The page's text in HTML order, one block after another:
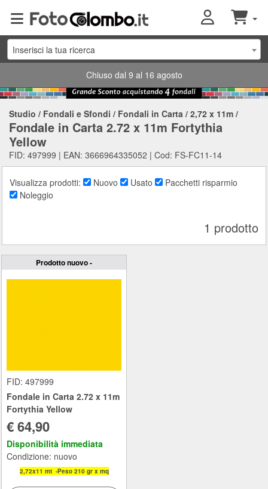
Inserisci la tua ricerca
Chiuso dal 9 al 16 agosto
Studio / Fondali e Sfondi / Fondali in Carta / 2,72 x 11m /
Fondale in Carta 2.72 x 11m Fortythia
Yellow
FID: 497999 | EAN: 3666964335052 | Cod: FS-FC11-14
Visualizza prodotti: Nuovo Usato
Pacchetti risparmio
Noleggio
1 prodotto
Prodotto nuovo -
FID: 497999
Fondale in Carta 2.72 x 11m
Fortythia Yellow
€ 64,90
Disponibilità immediata
Condizione: nuovo
2,72x11 mt -Peso 210 gr x mq